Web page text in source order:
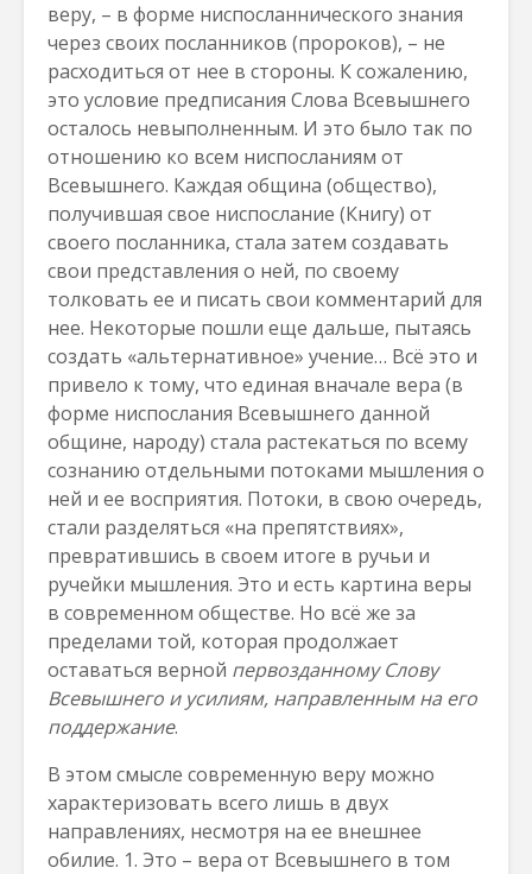
веру, – в форме ниспосланнического знания
через своих посланников (пророков), – не
расходиться от нее в стороны. К сожалению,
это условие предписания Слова Всевышнего
осталось невыполненным. И это было так по
отношению ко всем ниспосланиям от
Всевышнего. Каждая община (общество),
получившая свое ниспослание (Книгу) от
своего посланника, стала затем создавать
свои представления о ней, по своему
толковать ее и писать свои комментарий для
нее. Некоторые пошли еще дальше, пытаясь
создать «альтернативное» учение… Всё это и
привело к тому, что единая вначале вера (в
форме ниспослания Всевышнего данной
общине, народу) стала растекаться по всему
сознанию отдельными потоками мышления о
ней и ее восприятия. Потоки, в свою очередь,
стали разделяться «на препятствиях»,
превратившись в своем итоге в ручьи и
ручейки мышления. Это и есть картина веры
в современном обществе. Но всё же за
пределами той, которая продолжает
оставаться верной первозданному Слову
Всевышнего и усилиям, направленным на его
поддержание.
В этом смысле современную веру можно
характеризовать всего лишь в двух
направлениях, несмотря на ее внешнее
обилие. 1. Это – вера от Всевышнего в том